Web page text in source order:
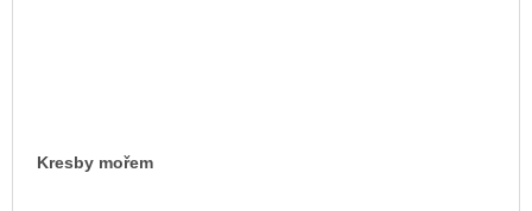
Kresby mořem